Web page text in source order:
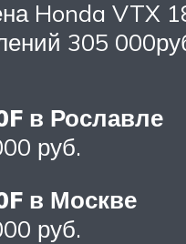
Honda VTX
305
в Рославле
руб.
в Москве
руб.